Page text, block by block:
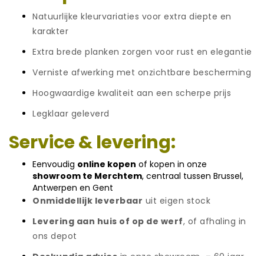
Natuurlijke kleurvariaties voor extra diepte en
karakter
Extra brede planken zorgen voor rust en elegantie
Verniste afwerking met onzichtbare bescherming
Hoogwaardige kwaliteit aan een scherpe prijs
Legklaar geleverd
Service & levering:
Eenvoudig online kopen of kopen in onze
showroom te Merchtem, centraal tussen Brussel,
Antwerpen en Gent
Onmiddellijk leverbaar uit eigen stock
Levering aan huis of op de werf, of afhaling in
ons depot